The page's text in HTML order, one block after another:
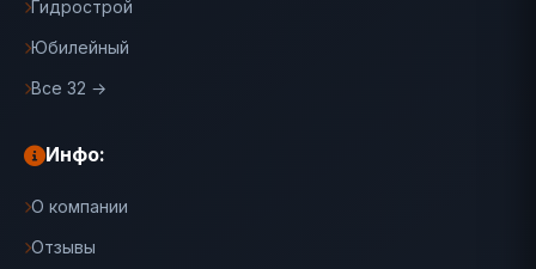
Гидрострой
Юбилейный
Все 32 →
Инфо:
О компании
Отзывы